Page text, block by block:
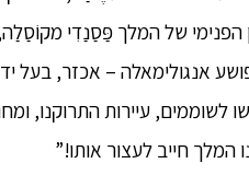
הפנימי של המלך פַּסַנַדִי
אנגולימאלה – אכזר, בעל
לשוממים, עיירות התרוקנו,
המלך חייב לעצור אותו!”